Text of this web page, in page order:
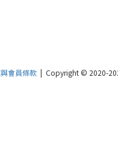
會員條款 | Copyright © 2020-